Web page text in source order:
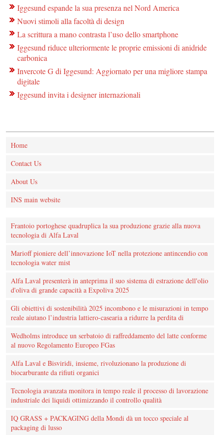
Iggesund espande la sua presenza nel Nord America
Nuovi stimoli alla facoltà di design
La scrittura a mano contrasta l’uso dello smartphone
Iggesund riduce ulteriormente le proprie emissioni di anidride
carbonica
Invercote G di Iggesund: Aggiornato per una migliore stampa
digitale
Iggesund invita i designer internazionali
Home
Contact Us
About Us
INS main website
Frantoio portoghese quadruplica la sua produzione grazie alla nuova
tecnologia di Alfa Laval
Marioff pioniere dell’innovazione IoT nella protezione antincendio con
tecnologia water mist
Alfa Laval presenterà in anteprima il suo sistema di estrazione dell'olio
d'oliva di grande capacità a Expoliva 2025
Gli obiettivi di sostenibilità 2025 incombono e le misurazioni in tempo
reale aiutano l’industria lattiero-casearia a ridurre la perdita di
Wedholms introduce un serbatoio di raffreddamento del latte conforme
al nuovo Regolamento Europeo FGas
Alfa Laval e Bisviridi, insieme, rivoluzionano la produzione di
biocarburante da rifiuti organici
Tecnologia avanzata monitora in tempo reale il processo di lavorazione
industriale dei liquidi ottimizzando il controllo qualità
IQ GRASS + PACKAGING della Mondi dà un tocco speciale al
packaging di lusso